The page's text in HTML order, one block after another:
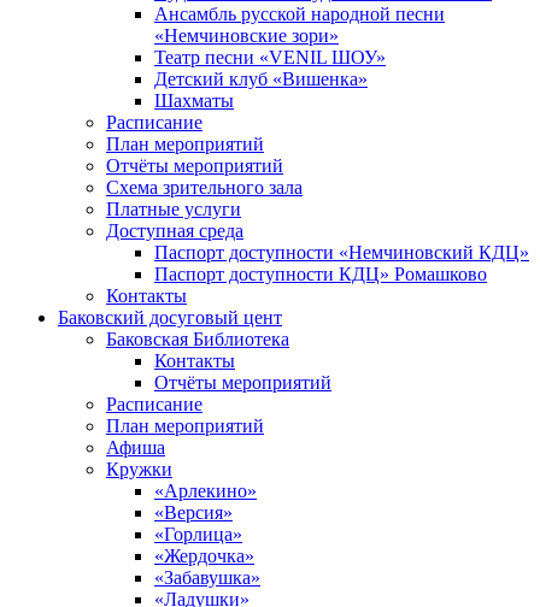
Ансамбль русской народной песни
«Немчиновские зори»
Театр песни «VENIL ШОУ»
Детский клуб «Вишенка»
Шахматы
Расписание
План мероприятий
Отчёты мероприятий
Схема зрительного зала
Платные услуги
Доступная среда
Паспорт доступности «Немчиновский КДЦ»
Паспорт доступности КДЦ» Ромашково
Контакты
Баковский досуговый цент
Баковская Библиотека
Контакты
Отчёты мероприятий
Расписание
План мероприятий
Афиша
Кружки
«Арлекино»
«Версия»
«Горлица»
«Жердочка»
«Забавушка»
«Ладушки»